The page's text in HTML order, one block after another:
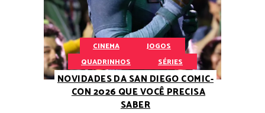
CINEMA
JOGOS
QUADRINHOS
SÉRIES
NOVIDADES DA SAN DIEGO COMIC-
CON 2026 QUE VOCÊ PRECISA
SABER